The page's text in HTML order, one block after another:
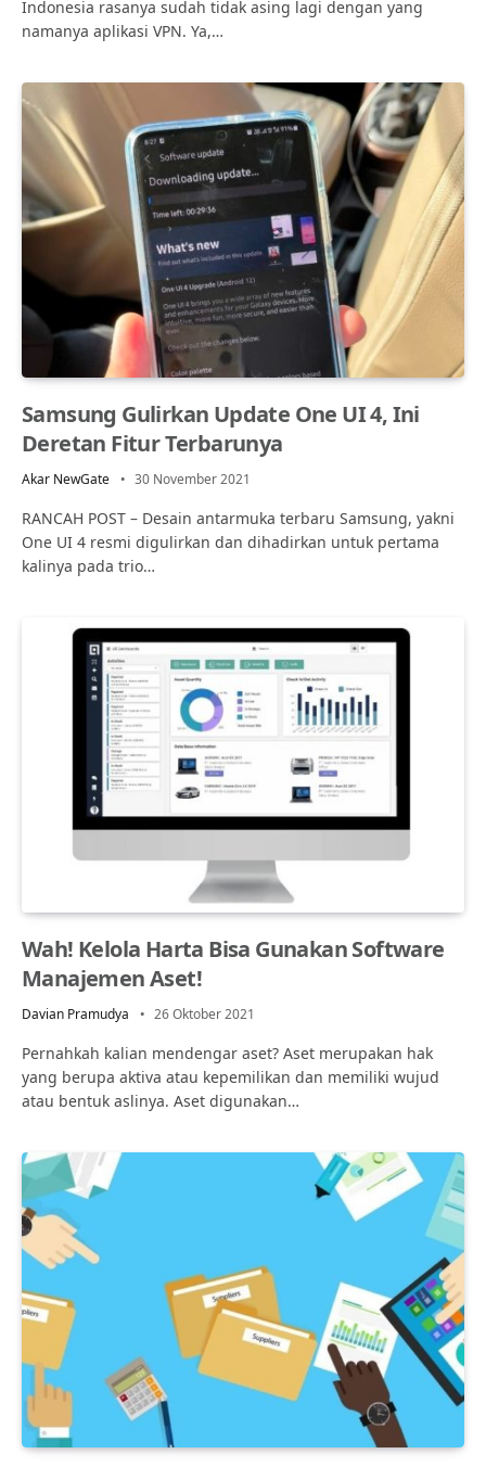
Indonesia rasanya sudah tidak asing lagi dengan yang
namanya aplikasi VPN. Ya,…
Samsung Gulirkan Update One UI 4, Ini
Deretan Fitur Terbarunya
Akar NewGate 30 November 2021
RANCAH POST – Desain antarmuka terbaru Samsung, yakni
One UI 4 resmi digulirkan dan dihadirkan untuk pertama
kalinya pada trio…
Wah! Kelola Harta Bisa Gunakan Software
Manajemen Aset!
Davian Pramudya 26 Oktober 2021
Pernahkah kalian mendengar aset? Aset merupakan hak
yang berupa aktiva atau kepemilikan dan memiliki wujud
atau bentuk aslinya. Aset digunakan…